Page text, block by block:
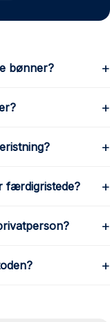
bønner?
færdigristede?